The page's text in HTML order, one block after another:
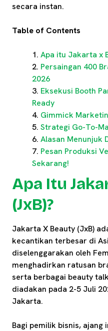
secara instan.
Table of Contents
Apa itu Jakarta x
Persaingan 400
2026
Eksekusi Booth
Ready
Gimmick
Strategi Go-To-
Alasan Menunjuk
Pesan Produksi
Sekarang!
Apa Itu
(JxB)?
Jakarta X Beauty (JxB)
kecantikan terbesar di
diselenggarakan oleh
menghadirkan ratusan
serta berbagai beauty
diadakan pada 2-5 Juli
Jakarta.
Bagi pemilik bisnis,